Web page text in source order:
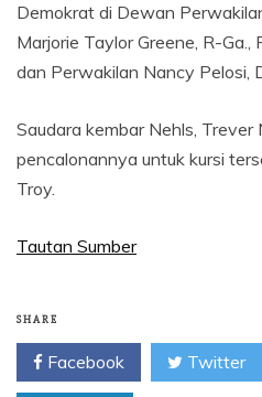
Demokrat di Dewan
Marjorie Taylor Greene, R-Ga.,
dan Perwakilan Nancy Pelosi,
Saudara kembar Nehls, Trever
pencalonannya untuk kursi
Troy.
Tautan Sumber
SHARE
Facebook Twitter